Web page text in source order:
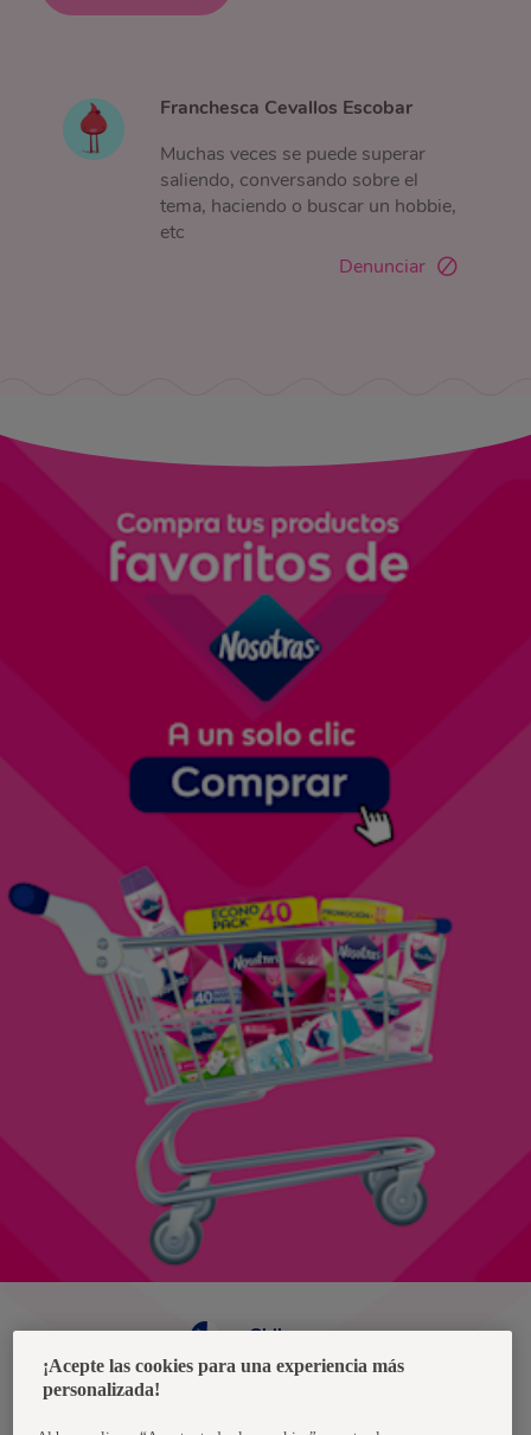
Franchesca Cevallos Escobar
Muchas veces se puede superar
saliendo, conversando sobre el
tema, haciendo o buscar un hobbie,
etc
Denunciar
Chile
¡Acepte las cookies para una experiencia más
personalizada!